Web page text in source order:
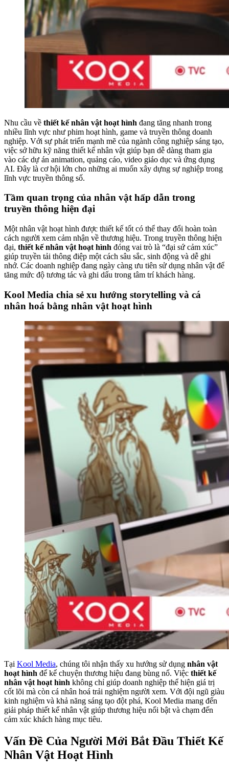
Nhu cầu về thiết kế nhân vật hoạt hình đang tăng nhanh trong
nhiều lĩnh vực như phim hoạt hình, game và truyền thông doanh
nghiệp. Với sự phát triển mạnh mẽ của ngành công nghiệp sáng tạo,
việc sở hữu kỹ năng thiết kế nhân vật giúp bạn dễ dàng tham gia
vào các dự án animation, quảng cáo, video giáo dục và ứng dụng
AI. Đây là cơ hội lớn cho những ai muốn xây dựng sự nghiệp trong
lĩnh vực truyền thông số.
Tầm quan trọng của nhân vật hấp dẫn trong
truyền thông hiện đại
Một nhân vật hoạt hình được thiết kế tốt có thể thay đổi hoàn toàn
cách người xem cảm nhận về thương hiệu. Trong truyền thông hiện
đại, thiết kế nhân vật hoạt hình đóng vai trò là “đại sứ cảm xúc”
giúp truyền tải thông điệp một cách sâu sắc, sinh động và dễ ghi
nhớ. Các doanh nghiệp đang ngày càng ưu tiên sử dụng nhân vật để
tăng mức độ tương tác và ghi dấu trong tâm trí khách hàng.
Kool Media chia sẻ xu hướng storytelling và cá
nhân hoá bằng nhân vật hoạt hình
Tại Kool Media, chúng tôi nhận thấy xu hướng sử dụng nhân vật
hoạt hình để kể chuyện thương hiệu đang bùng nổ. Việc thiết kế
nhân vật hoạt hình không chỉ giúp doanh nghiệp thể hiện giá trị
cốt lõi mà còn cá nhân hoá trải nghiệm người xem. Với đội ngũ giàu
kinh nghiệm và khả năng sáng tạo đột phá, Kool Media mang đến
giải pháp thiết kế nhân vật giúp thương hiệu nổi bật và chạm đến
cảm xúc khách hàng mục tiêu.
Vấn Đề Của Người Mới Bắt Đầu Thiết Kế
Nhân Vật Hoạt Hình